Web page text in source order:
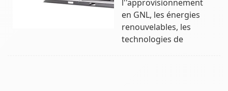
l''approvisionnement
en GNL, les énergies
renouvelables, les
technologies de